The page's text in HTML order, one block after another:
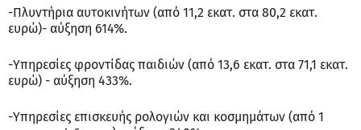
-Πλυντήρια αυτοκινήτων (από 11,2 εκατ. στα 80,2 εκατ.
ευρώ)- αύξηση 614%.
-Υπηρεσίες φροντίδας παιδιών (από 13,6 εκατ. στα 71,1 εκατ.
ευρώ) - αύξηση 433%.
-Υπηρεσίες επισκευής ρολογιών και κοσμημάτων (από 1